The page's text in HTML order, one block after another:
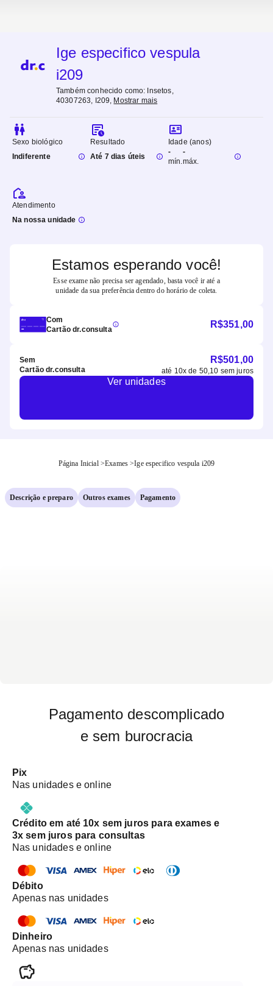
Ige especifico vespula
i209
Também conhecido como: Insetos,
40307263, I209, Mostrar mais
Sexo biológico
Indiferente
Resultado
Até 7 dias úteis
Idade (anos)
-
mín.
-
máx.
Atendimento
Na nossa unidade
Estamos esperando você!
Esse exame não precisa ser agendado, basta você ir até a
unidade da sua preferência dentro do horário de coleta.
Com
Cartão dr.consulta
R$351,00
Sem
Cartão dr.consulta
R$501,00
até 10x de 50,10 sem juros
Ver unidades
Página Inicial >Exames >Ige especifico vespula i209
Descrição e preparo Outros exames Pagamento
Pagamento descomplicado
e sem burocracia
Pix
Nas unidades e online
Crédito em até 10x sem juros para exames e
3x sem juros para consultas
Nas unidades e online
Débito
Apenas nas unidades
Dinheiro
Apenas nas unidades